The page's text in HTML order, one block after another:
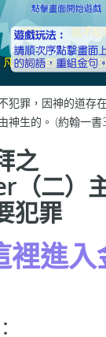
犯罪，因神的道存
神生的。 (約翰一書
之
（二）
犯罪
裡進入